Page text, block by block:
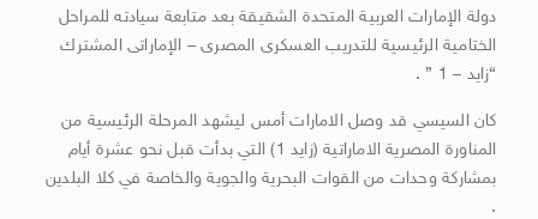
دولة الإمارات العربية المتحدة الشقيقة بعد متابعة سيادته للمراحل
الختامية الرئيسية للتدريب العسكرى المصرى – الإماراتى المشترك
“زايد – 1 ” .
كان السيسي قد وصل الامارات أمس ليشهد المرحلة الرئيسية من
المناورة المصرية الاماراتية (زايد 1) التي بدأت قبل نحو عشرة أيام
بمشاركة وحدات من القوات البحرية والجوية والخاصة في كلا البلدين
.